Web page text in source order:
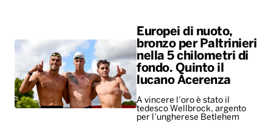
Europei di nuoto,
bronzo per Paltrinieri
nella 5 chilometri di
fondo. Quinto il
lucano Acerenza
A vincere l’oro è stato il
tedesco Wellbrock, argento
per l’ungherese Betlehem